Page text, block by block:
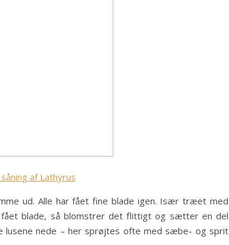
af Lathyrus
ud. Alle har fået fine blade igen. Især træet med
blade, så blomstrer det flittigt og sætter en del
lusene nede – her sprøjtes ofte med sæbe- og sprit